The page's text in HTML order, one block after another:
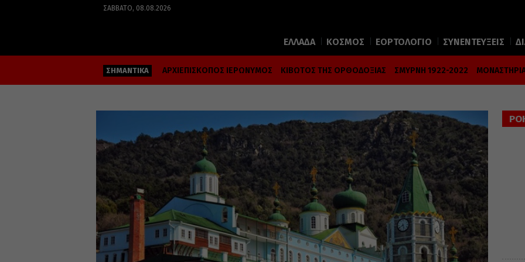
ΣΆΒΒΑΤΟ, 08.08.2026
ΕΛΛΑΔΑ ΚΟΣΜΟΣ ΕΟΡΤΟΛΟΓΙΟ ΣΥΝΕΝΤΕΥΞΕΙΣ
ΣΗΜΑΝΤΙΚΑ ΑΡΧΙΕΠΙΣΚΟΠΟΣ ΙΕΡΩΝΥΜΟΣ ΚΙΒΩΤΟΣ ΤΗΣ ΟΡΘΟΔΟΞΙΑΣ ΣΜΥΡΝΗ 1922-2022